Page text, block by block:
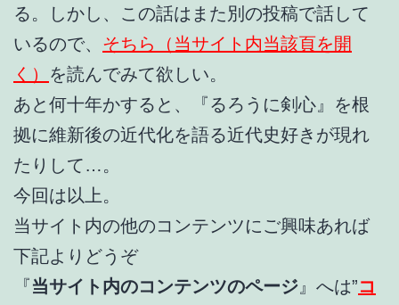
る。しかし、この話はまた別の投稿で話して
いるので、 そちら（当サイト内当該頁を開
く） を読んでみて欲しい。
あと何十年かすると、『るろうに剣心』を根
拠に維新後の近代化を語る近代史好きが現れ
たりして…。
今回は以上。
当サイト内の他のコンテンツにご興味あれば
下記よりどうぞ
『当サイト内のコンテンツのページ 』へは”コ